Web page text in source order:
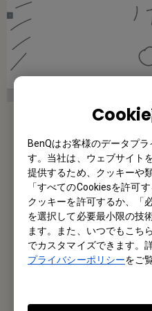
BenQはお客様のデータプ
す。当社は、ウェブサイト
提供するため、クッキーや
「すべてのCookiesを許可
クッキーを許可するか、「
を選択して必要最小限の技
ます。また、いつでもこち
でカスタマイズできます。
プライバシーポリシーをご
電子黒板上では、ページを
結果
絵コンテによって研究
スティーンマンス教授
りによる授業スタイ
込まれたBenQ電子黒
電子黒板なら、教授
中でき、注釈やインポ
上げていくことがで